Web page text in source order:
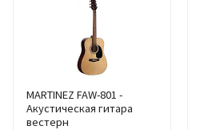
MARTINEZ FAW-801 -
Акустическая гитара
вестерн